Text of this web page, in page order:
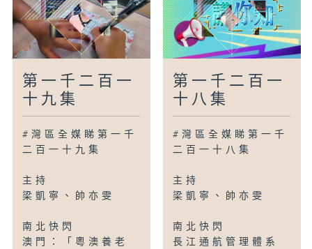
廣州：荔灣區引入多方資源解決托兒難題
灣區新里程
中山：自己做菠蘿包！有真菠蘿！
寧夏：認識養生界「全能選手」枸杞
河南許昌：緬甸學者點讚中國電氣裝備
鳴
青海：讓詩意回歸自然
鳥瞰神州
雲南昭通：微距鏡頭下的「孢子風沙」
第一千二百一
十九集
#灣區全媒睇第一千
二百一十九集
主持
梁凱寧、帥亦雯
南北快閃
澳門：「粵澳養老
第一千二百一
十八集
#灣區全媒睇第一千
二百一十八集
主持
梁凱寧、帥亦雯
南北快閃
長江通航管理體系